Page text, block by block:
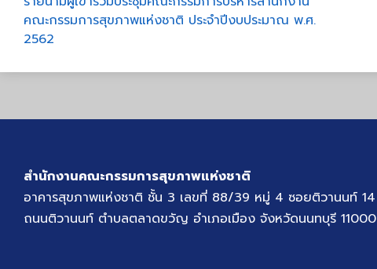
คณะกรรมการสุขภาพแห่งชาติ ประจำปีงบประมาณ พ.ศ.
2562
สำนักงานคณะกรรมการสุขภาพแห่งชาติ
อาคารสุขภาพแห่งชาติ ชั้น 3 เลขที่ 88/39 หมู่ 4 ซอยติวานนท์ 14
ถนนติวานนท์ ตำบลตลาดขวัญ อำเภอเมือง จังหวัดนนทบุรี 11000